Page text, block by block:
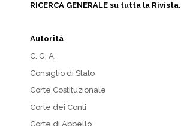
RICERCA GENERALE su tutta la Rivista.
Autorità
C. G. A.
Consiglio di Stato
Corte Costituzionale
Corte dei Conti
Corte di Appello